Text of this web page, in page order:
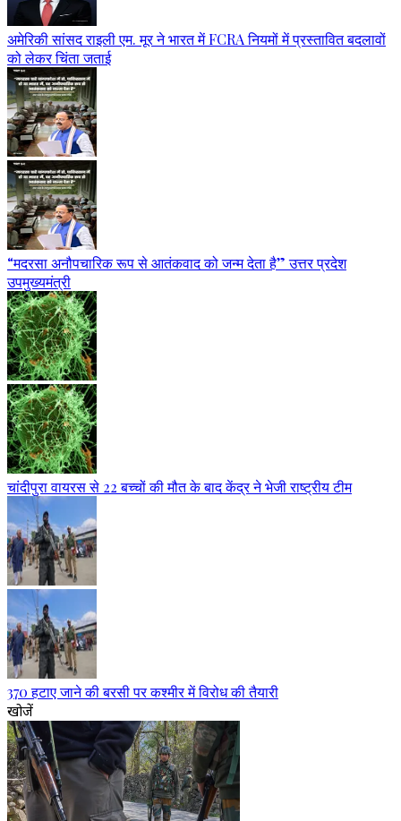
अमेरिकी सांसद राइली एम. मूर ने भारत में FCRA नियमों में प्रस्तावित बदलावों
को लेकर चिंता जताई
“मदरसा अनौपचारिक रूप से आतंकवाद को जन्म देता है” उत्तर प्रदेश
उपमुख्यमंत्री
चांदीपुरा वायरस से 22 बच्चों की मौत के बाद केंद्र ने भेजी राष्ट्रीय टीम
370 हटाए जाने की बरसी पर कश्मीर में विरोध की तैयारी
खोजें